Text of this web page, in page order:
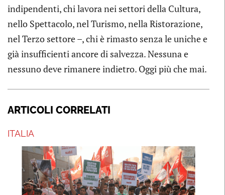
indipendenti, chi lavora nei settori della Cultura,
nello Spettacolo, nel Turismo, nella Ristorazione,
nel Terzo settore –, chi è rimasto senza le uniche e
già insufficienti ancore di salvezza. Nessuna e
nessuno deve rimanere indietro. Oggi più che mai.
ARTICOLI CORRELATI
ITALIA